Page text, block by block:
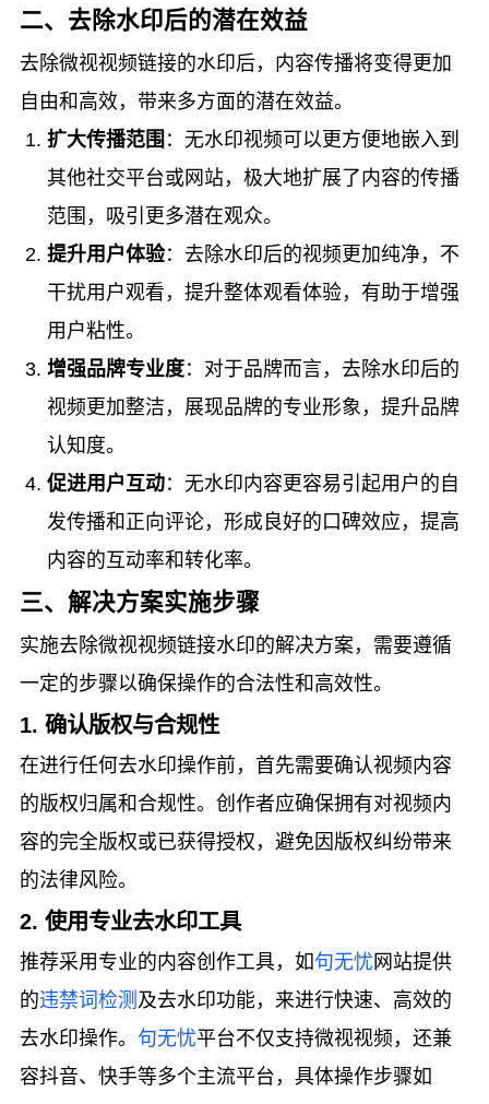
二、去除水印后的潜在效益
去除微视视频链接的水印后，内容传播将变得更加
自由和高效，带来多方面的潜在效益。
扩大传播范围 ：无水印视频可以更方便地嵌入到
其他社交平台或网站，极大地扩展了内容的传播
范围，吸引更多潜在观众。
提升用户体验：去除水印后的视频更加纯净，不
干扰用户观看，提升整体观看体验，有助于增强
用户粘性。
增强品牌专业度：对于品牌而言，去除水印后的
视频更加整洁，展现品牌的专业形象，提升品牌
认知度。
促进用户互动：无水印内容更容易引起用户的自
发传播和正向评论，形成良好的口碑效应，提高
内容的互动率和转化率。
三、解决方案实施步骤
实施去除微视视频链接水印的解决方案，需要遵循
一定的步骤以确保操作的合法性和高效性。
1. 确认版权与合规性
在进行任何去水印操作前，首先需要确认视频内容
的版权归属和合规性。创作者应确保拥有对视频内
容的完全版权或已获得授权，避免因版权纠纷带来
的法律风险。
2. 使用专业去水印工具
推荐采用专业的内容创作工具，如句无忧 网站提供
的违禁词检测 及去水印功能，来进行快速、高效的
去水印操作。 句无忧平台不仅支持微视视频，还兼
容抖音、快手等多个主流平台，具体操作步骤如